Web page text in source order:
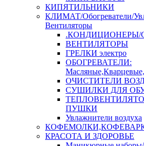
КИПЯТИЛЬНИКИ
КЛИМАТ/Обогреватели/
Вентиляторы
ВЕНТИЛЯТОРЫ
ГРЕЛКИ электро
ОБОГРЕВАТЕЛИ:
ОЧИСТИТЕЛИ
СУШИЛКИ ДЛЯ
ПУШКИ
Увлажнители воздуха
КРАСОТА И ЗДОРОВЬЕ